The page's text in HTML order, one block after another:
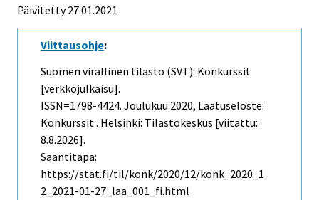
Päivitetty 27.01.2021
Viittausohje:
Suomen virallinen tilasto (SVT): Konkurssit
[verkkojulkaisu].
ISSN=1798-4424. Joulukuu 2020, Laatuseloste:
Konkurssit . Helsinki: Tilastokeskus [viitattu:
8.8.2026].
Saantitapa:
https://stat.fi/til/konk/2020/12/konk_2020_1
2_2021-01-27_laa_001_fi.html